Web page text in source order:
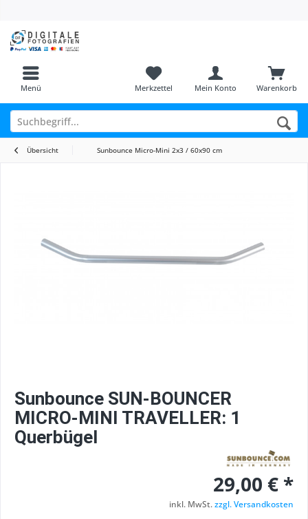
Menü Warenkorb
Merkzettel Mein Konto
Übersicht Sunbounce Micro-Mini 2x3 / 60x90 cm
Sunbounce SUN-BOUNCER
MICRO-MINI TRAVELLER: 1
Querbügel
29,00 € *
inkl. MwSt.zzgl. Versandkosten